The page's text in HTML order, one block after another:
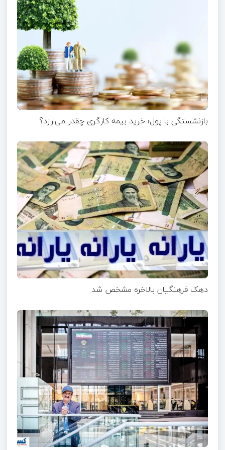
بازنشستگی با پول؛ خرید بیمه کارگری چقدر می‌ارزد؟
دهک فرهنگیان بالاخره مشخص شد